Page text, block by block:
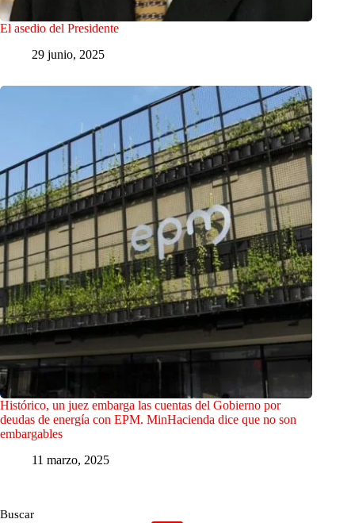
El asedio del Presidente
29 junio, 2025
Histórico, un juez embarga las cuentas del Gobierno por
deudas de energía con EPM. MinHacienda dice que no son
embargables
11 marzo, 2025
Buscar